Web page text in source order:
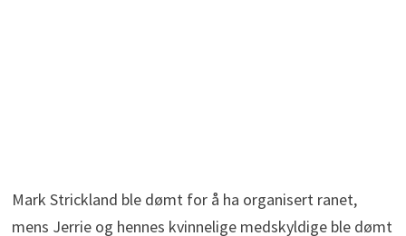
Mark Strickland ble dømt for å ha organisert ranet,
mens Jerrie og hennes kvinnelige medskyldige ble dømt